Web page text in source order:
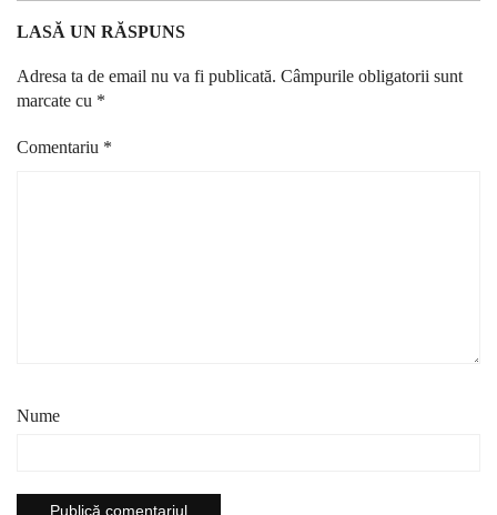
LASĂ UN RĂSPUNS
Adresa ta de email nu va fi publicată. Câmpurile obligatorii sunt
marcate cu *
Comentariu *
Nume